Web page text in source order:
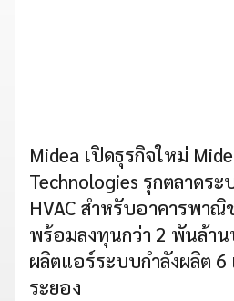
Midea เปิดธุรกิจใหม่
Technologies รุกตลาดร
HVAC สำหรับอาคารพาณิ
พร้อมลงทุนกว่า 2 พันล้าน
ผลิตแอร์ระบบกำลังผลิต
ระยอง